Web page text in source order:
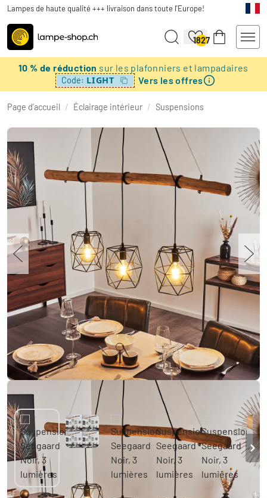
Lampes de haute qualité +++ livraison dans toute l'Europe!
1827
10 % de réduction sur les plafonniers et lampadaires
Code: LIGHT Vers les offres
Page d’accueil / Éclairage intérieur / Suspensions